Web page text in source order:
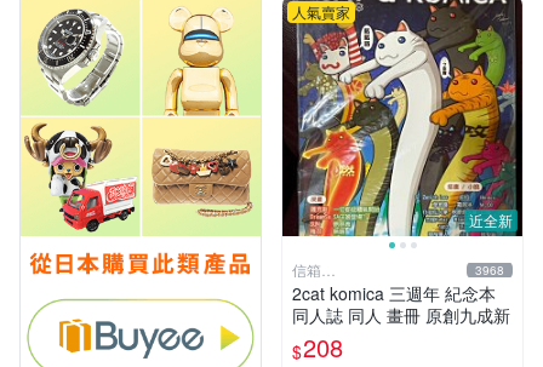
近全新
人氣賣家
信箱
paul600510@yahoo.com.tw
3968
2cat komica 三週年 紀念本
同人誌 同人 畫冊 原創九成新
$208